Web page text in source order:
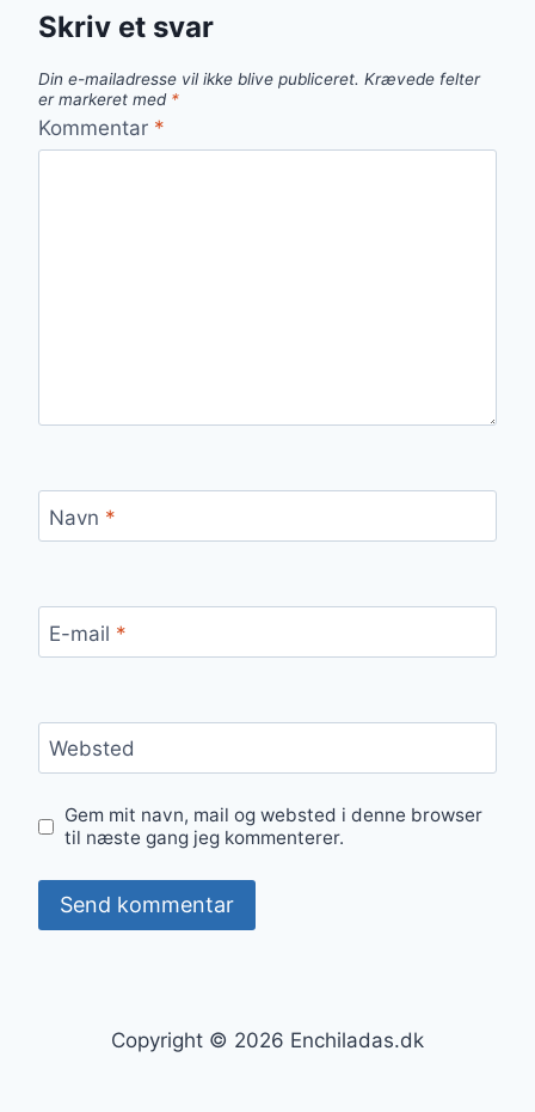
Skriv et svar
Din e-mailadresse vil ikke blive publiceret. Krævede felter
er markeret med *
Kommentar *
Navn *
E-mail *
Websted
Gem mit navn, mail og websted i denne browser
til næste gang jeg kommenterer.
Copyright © 2026 Enchiladas.dk